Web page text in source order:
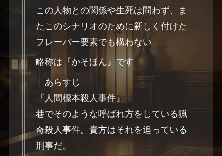
この人物との関係や生死は問わず、ま
たこのシナリオのために新しく付けた
フレーバー要素でも構わない
略称は『かそほん』です
┊あらすじ
『人間標本殺人事件』
巷でそのような呼ばれ方をしている猟
奇殺人事件。貴方はそれを追っている
刑事だ。